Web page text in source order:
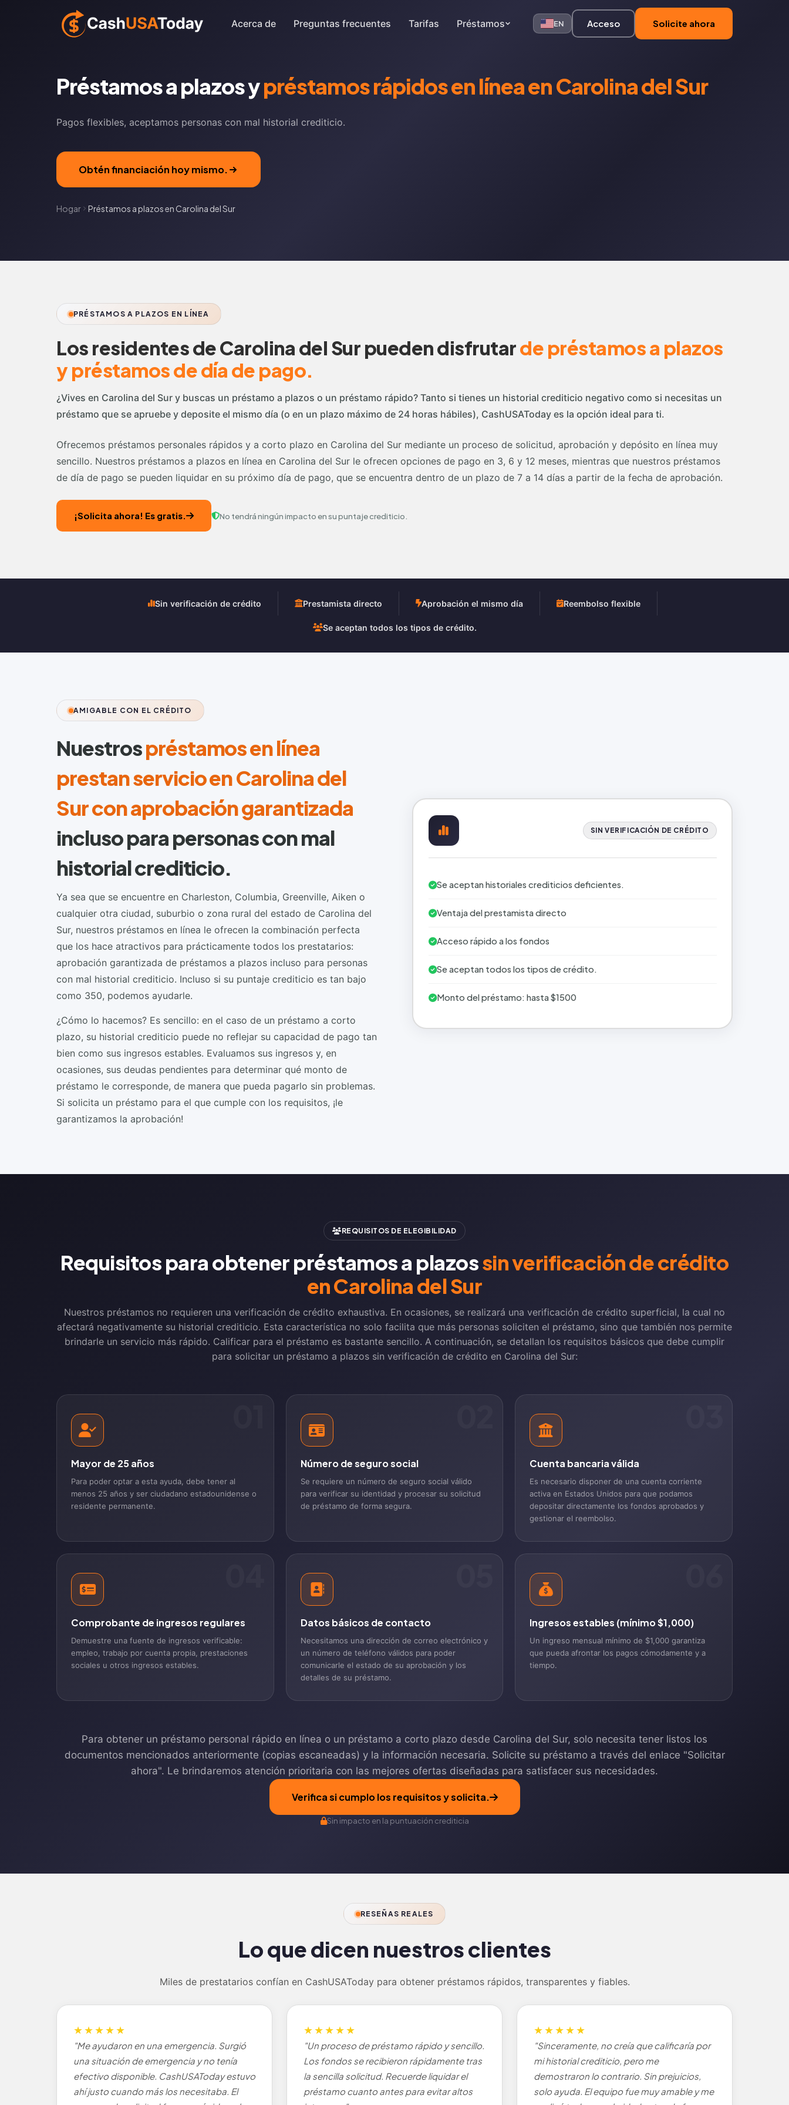
Acerca de Preguntas frecuentes Tarifas Préstamos EN Acceso Solicite ahora
Préstamos a plazos ypréstamos rápidos en línea en Carolina del Sur
Pagos flexibles, aceptamos personas con mal historial crediticio.
Obtén financiación hoy mismo.
Hogar Préstamos a plazos en Carolina del Sur
PRÉSTAMOS A PLAZOS EN LÍNEA
Los residentes de Carolina del Sur pueden disfrutarde préstamos a plazos
y préstamos de día de pago.
¿Vives en Carolina del Sur y buscas un préstamo a plazos o un préstamo rápido? Tanto si tienes un historial crediticio negativo como si necesitas un
préstamo que se apruebe y deposite el mismo día (o en un plazo máximo de 24 horas hábiles), CashUSAToday es la opción ideal para ti.
Ofrecemos préstamos personales rápidos y a corto plazo en Carolina del Sur mediante un proceso de solicitud, aprobación y depósito en línea muy
sencillo. Nuestros préstamos a plazos en línea en Carolina del Sur le ofrecen opciones de pago en 3, 6 y 12 meses, mientras que nuestros préstamos
de día de pago se pueden liquidar en su próximo día de pago, que se encuentra dentro de un plazo de 7 a 14 días a partir de la fecha de aprobación.
¡Solicita ahora! Es gratis. No tendrá ningún impacto en su puntaje crediticio.
Sin verificación de crédito Prestamista directo Aprobación el mismo día Reembolso flexible
Se aceptan todos los tipos de crédito.
SIN VERIFICACIÓN DE CRÉDITO
Se aceptan historiales crediticios deficientes.
Ventaja del prestamista directo
Acceso rápido a los fondos
Se aceptan todos los tipos de crédito.
Monto del préstamo: hasta $1500
AMIGABLE CON EL CRÉDITO
Nuestrospréstamos en línea
prestan servicio en Carolina del
Sur con aprobación garantizada
incluso para personas con mal
historial crediticio.
Ya sea que se encuentre en Charleston, Columbia, Greenville, Aiken o
cualquier otra ciudad, suburbio o zona rural del estado de Carolina del
Sur, nuestros préstamos en línea le ofrecen la combinación perfecta
que los hace atractivos para prácticamente todos los prestatarios:
aprobación garantizada de préstamos a plazos incluso para personas
con mal historial crediticio. Incluso si su puntaje crediticio es tan bajo
como 350, podemos ayudarle.
¿Cómo lo hacemos? Es sencillo: en el caso de un préstamo a corto
plazo, su historial crediticio puede no reflejar su capacidad de pago tan
bien como sus ingresos estables. Evaluamos sus ingresos y, en
ocasiones, sus deudas pendientes para determinar qué monto de
préstamo le corresponde, de manera que pueda pagarlo sin problemas.
Si solicita un préstamo para el que cumple con los requisitos, ¡le
garantizamos la aprobación!
REQUISITOS DE ELEGIBILIDAD
Requisitos para obtener préstamos a plazossin verificación de crédito
en Carolina del Sur
Nuestros préstamos no requieren una verificación de crédito exhaustiva. En ocasiones, se realizará una verificación de crédito superficial, la cual no
afectará negativamente su historial crediticio. Esta característica no solo facilita que más personas soliciten el préstamo, sino que también nos permite
brindarle un servicio más rápido. Calificar para el préstamo es bastante sencillo. A continuación, se detallan los requisitos básicos que debe cumplir
para solicitar un préstamo a plazos sin verificación de crédito en Carolina del Sur:
Mayor de 25 años
Para poder optar a esta ayuda, debe tener al
menos 25 años y ser ciudadano estadounidense o
residente permanente.
Número de seguro social
Se requiere un número de seguro social válido
para verificar su identidad y procesar su solicitud
de préstamo de forma segura.
Cuenta bancaria válida
Es necesario disponer de una cuenta corriente
activa en Estados Unidos para que podamos
depositar directamente los fondos aprobados y
gestionar el reembolso.
Comprobante de ingresos regulares
Demuestre una fuente de ingresos verificable:
empleo, trabajo por cuenta propia, prestaciones
sociales u otros ingresos estables.
Datos básicos de contacto
Necesitamos una dirección de correo electrónico y
un número de teléfono válidos para poder
comunicarle el estado de su aprobación y los
detalles de su préstamo.
Ingresos estables (mínimo $1,000)
Un ingreso mensual mínimo de $1,000 garantiza
que pueda afrontar los pagos cómodamente y a
tiempo.
Para obtener un préstamo personal rápido en línea o un préstamo a corto plazo desde Carolina del Sur, solo necesita tener listos los
documentos mencionados anteriormente (copias escaneadas) y la información necesaria. Solicite su préstamo a través del enlace "Solicitar
ahora". Le brindaremos atención prioritaria con las mejores ofertas diseñadas para satisfacer sus necesidades.
Verifica si cumplo los requisitos y solicita.
Sin impacto en la puntuación crediticia
RESEÑAS REALES
Lo que dicen nuestrosclientes
Miles de prestatarios confían en CashUSAToday para obtener préstamos rápidos, transparentes y fiables.
★★★★★
"Me ayudaron en una emergencia. Surgió
una situación de emergencia y no tenía
efectivo disponible. CashUSAToday estuvo
ahí justo cuando más los necesitaba. El
★★★★★
"Un proceso de préstamo rápido y sencillo.
Los fondos se recibieron rápidamente tras
la sencilla solicitud. Recuerde liquidar el
préstamo cuanto antes para evitar altos
★★★★★
"Sinceramente, no creía que calificaría por
mi historial crediticio, pero me
demostraron lo contrario. Sin prejuicios,
solo ayuda. El equipo fue muy amable y me